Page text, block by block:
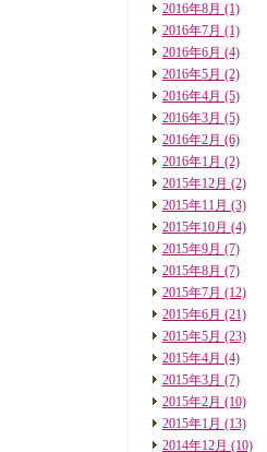
2016年8月 (1)
2016年7月 (1)
2016年6月 (4)
2016年5月 (2)
2016年4月 (5)
2016年3月 (5)
2016年2月 (6)
2016年1月 (2)
2015年12月 (2)
2015年11月 (3)
2015年10月 (4)
2015年9月 (7)
2015年8月 (7)
2015年7月 (12)
2015年6月 (21)
2015年5月 (23)
2015年4月 (4)
2015年3月 (7)
2015年2月 (10)
2015年1月 (13)
2014年12月 (10)